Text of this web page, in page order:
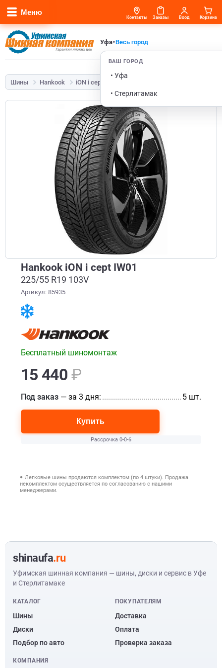
Меню
Уфа•Весь город
ВАШ ГОРОД
• Уфа
• Стерлитамак
Контакты Заказы Вход Корзина
Шины Hankook iON i cept IW01
Hankook iON i cept IW01
225/55 R19 103V
Артикул: 85935
Бесплатный шиномонтаж
15 440 ₽
Под заказ — за 3 дня: 5 шт.
Купить
Рассрочка 0-0-6
Легковые шины продаются комплектом (по 4 штуки). Продажа
некомплектом осуществляется по согласованию с нашими
менеджерами.
shinaufa.ru
Уфимская шинная компания — шины, диски и сервис в Уфе
и Стерлитамаке
КАТАЛОГ
Шины
Диски
Подбор по авто
ПОКУПАТЕЛЯМ
Доставка
Оплата
Проверка заказа
КОМПАНИЯ